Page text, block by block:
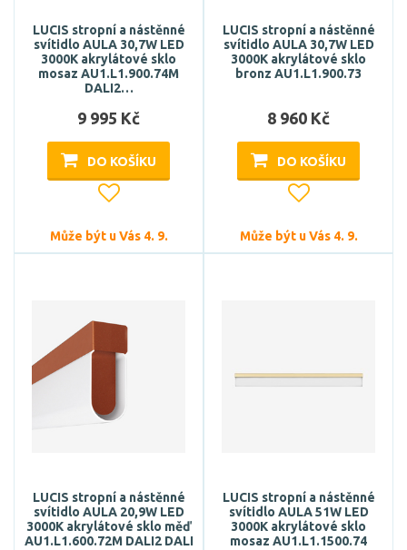
LUCIS stropní a nástěnné
svítidlo AULA 30,7W LED
3000K akrylátové sklo
mosaz AU1.L1.900.74M
DALI2…
9 995 Kč
DO KOŠÍKU
Může být u Vás 4. 9.
LUCIS stropní a nástěnné
svítidlo AULA 30,7W LED
3000K akrylátové sklo
bronz AU1.L1.900.73
8 960 Kč
DO KOŠÍKU
Může být u Vás 4. 9.
LUCIS stropní a nástěnné
svítidlo AULA 20,9W LED
3000K akrylátové sklo měď
AU1.L1.600.72M DALI2 DALI
LUCIS stropní a nástěnné
svítidlo AULA 51W LED
3000K akrylátové sklo
mosaz AU1.L1.1500.74